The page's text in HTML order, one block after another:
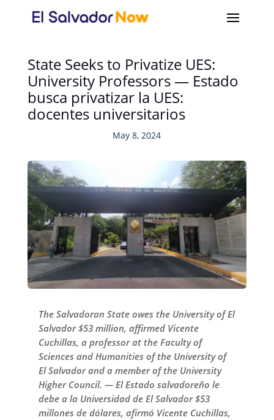
State Seeks to Privatize UES:
University Professors — Estado
busca privatizar la UES:
docentes universitarios
May 8, 2024
The Salvadoran State owes the University of El
Salvador $53 million, affirmed Vicente
Cuchillas, a professor at the Faculty of
Sciences and Humanities of the University of
El Salvador and a member of the University
Higher Council. — El Estado salvadoreño le
debe a la Universidad de El Salvador $53
millones de dólares, afirmó Vicente Cuchillas,